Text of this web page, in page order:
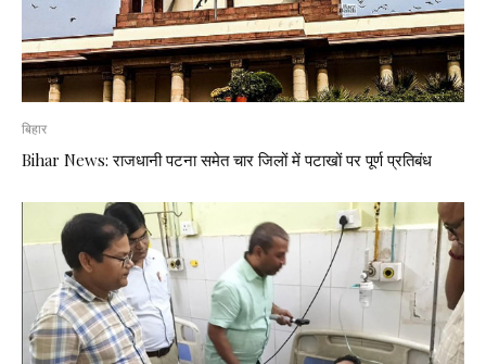
बिहार
Bihar News: राजधानी पटना समेत चार जिलों में पटाखों पर पूर्ण प्रतिबंध